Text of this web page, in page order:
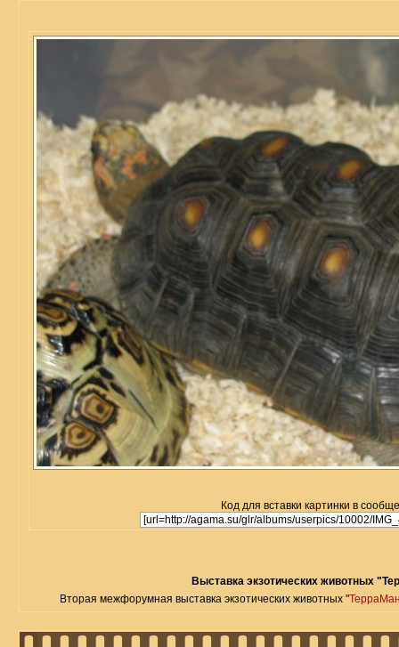
Код для вставки картинки в
Выставка экзотических животных
Вторая межфорумная выставка экзотических животных "